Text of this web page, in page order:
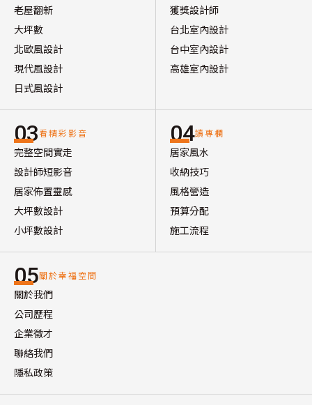
老屋翻新
大坪數
北歐風設計
現代風設計
日式風設計
獲獎設計師
台北室內設計
台中室內設計
高雄室內設計
03看精彩影音
完整空間實走
設計師短影音
居家佈置靈感
大坪數設計
小坪數設計
04讀專欄
居家風水
收納技巧
風格營造
預算分配
施工流程
05關於幸福空間
關於我們
公司歷程
企業徵才
聯絡我們
隱私政策